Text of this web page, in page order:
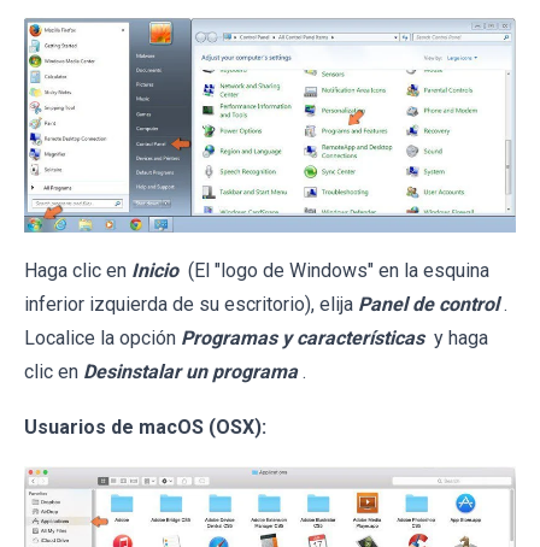
Haga clic en Inicio (El "logo de Windows" en la esquina
inferior izquierda de su escritorio), elija Panel de control .
Localice la opción Programas y características y haga
clic en Desinstalar un programa .
Usuarios de macOS (OSX):